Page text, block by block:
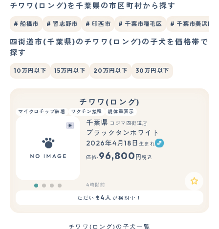
チワワ(ロング)を千葉県の市区町村から探す
# 船橋市 # 習志野市 # 印西市 # 千葉市稲毛区 # 千葉市美浜区
四街道市(千葉県)のチワワ(ロング)の子犬を価格帯で
探す
10万円以下 15万円以下 20万円以下 30万円以下
チワワ(ロング)
マイクロチップ装着 ワクチン接種 親体重表示
千葉県 コジマ四街道店
ブラックタンホワイト
2026年4月18日 生まれ
価格: 96,800 円 税込
4時間前
ただいま4人 が検討中！
チワワ(ロング)の子犬一覧